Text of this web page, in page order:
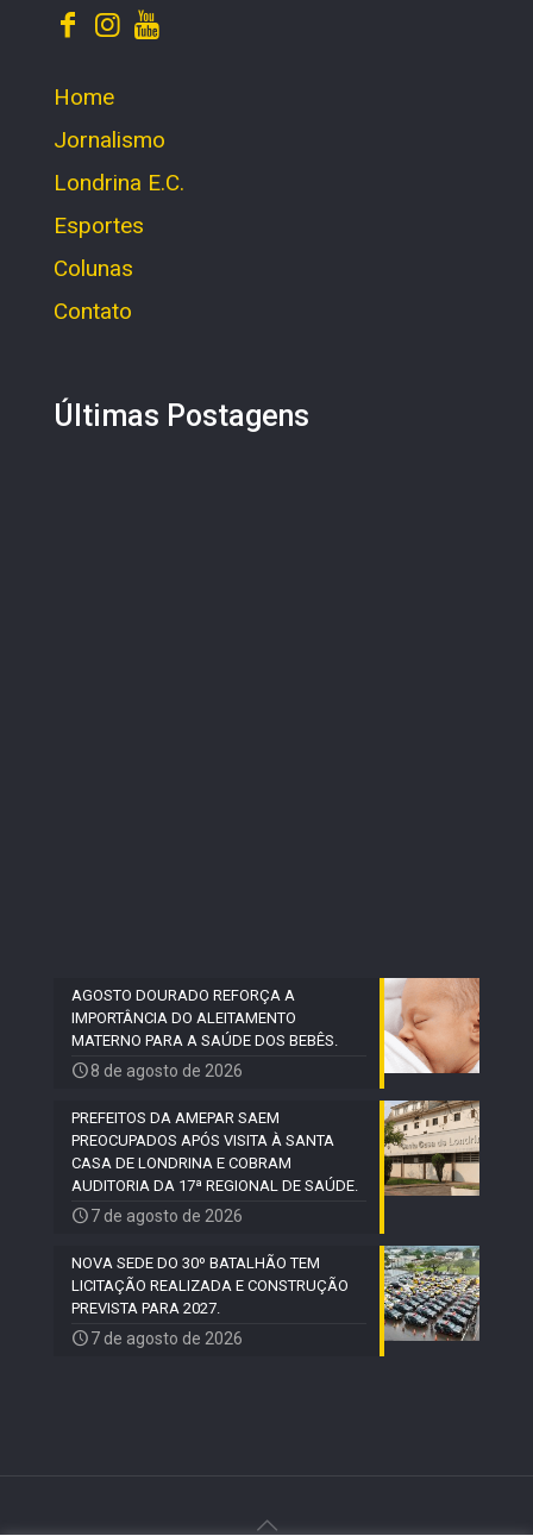
Home
Jornalismo
Londrina E.C.
Esportes
Colunas
Contato
Últimas Postagens
AGOSTO DOURADO REFORÇA A
IMPORTÂNCIA DO ALEITAMENTO
MATERNO PARA A SAÚDE DOS BEBÊS.
8 de agosto de 2026
PREFEITOS DA AMEPAR SAEM
PREOCUPADOS APÓS VISITA À SANTA
CASA DE LONDRINA E COBRAM
AUDITORIA DA 17ª REGIONAL DE SAÚDE.
7 de agosto de 2026
NOVA SEDE DO 30º BATALHÃO TEM
LICITAÇÃO REALIZADA E CONSTRUÇÃO
PREVISTA PARA 2027.
7 de agosto de 2026